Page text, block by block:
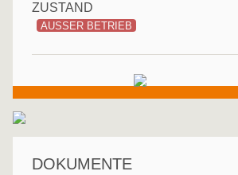
ZUSTAND
AUSSER BETRIEB
DOKUMENTE